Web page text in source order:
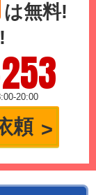
は無料!
20:00
頼